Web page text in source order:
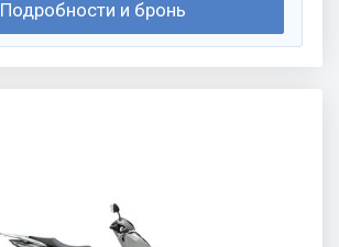
Подробности и бронь